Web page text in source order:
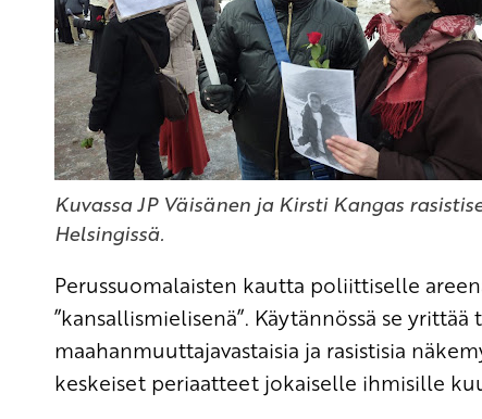
Kuvassa JP Väisänen ja Kirsti Kangas
Helsingissä.
Perussuomalaisten kautta poliittiselle
”kansallismielisenä”. Käytännössä se
maahanmuuttajavastaisia ja rasistisia
keskeiset periaatteet jokaiselle ihmisille